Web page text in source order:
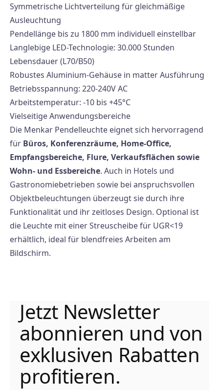
Symmetrische Lichtverteilung für gleichmäßige
Ausleuchtung
Pendellänge bis zu 1800 mm individuell einstellbar
Langlebige LED-Technologie: 30.000 Stunden
Lebensdauer (L70/B50)
Robustes Aluminium-Gehäuse in matter Ausführung
Betriebsspannung: 220-240V AC
Arbeitstemperatur: -10 bis +45°C
Vielseitige Anwendungsbereiche
Die Menkar Pendelleuchte eignet sich hervorragend
für Büros, Konferenzräume, Home-Office,
Empfangsbereiche, Flure, Verkaufsflächen sowie
Wohn- und Essbereiche. Auch in Hotels und
Gastronomiebetrieben sowie bei anspruchsvollen
Objektbeleuchtungen überzeugt sie durch ihre
Funktionalität und ihr zeitloses Design. Optional ist
die Leuchte mit einer Streuscheibe für UGR<19
erhältlich, ideal für blendfreies Arbeiten am
Bildschirm.
Jetzt Newsletter
abonnieren und von
exklusiven Rabatten
profitieren.